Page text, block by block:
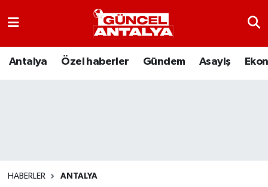
Antalya Özel haberler Gündem Asayiş
HABERLER ANTALYA
Antalya
Nöbetçi Eczaneler